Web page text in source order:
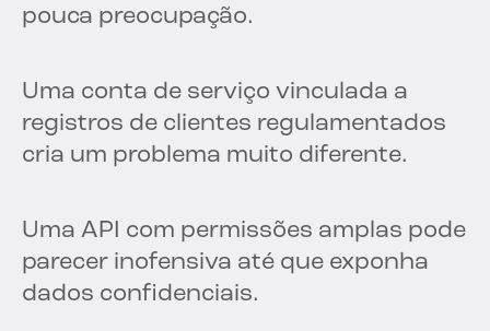
pouca preocupação.
Uma conta de serviço vinculada a
registros de clientes regulamentados
cria um problema muito diferente.
Uma API com permissões amplas pode
parecer inofensiva até que exponha
dados confidenciais.